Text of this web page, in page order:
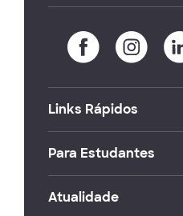
Links Rápidos
Para Estudantes
Atualidade